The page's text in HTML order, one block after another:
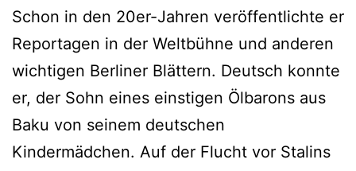
Schon in den 20er-Jahren veröffentlichte er
Reportagen in der Weltbühne und anderen
wichtigen Berliner Blättern. Deutsch konnte
er, der Sohn eines einstigen Ölbarons aus
Baku von seinem deutschen
Kindermädchen. Auf der Flucht vor Stalins